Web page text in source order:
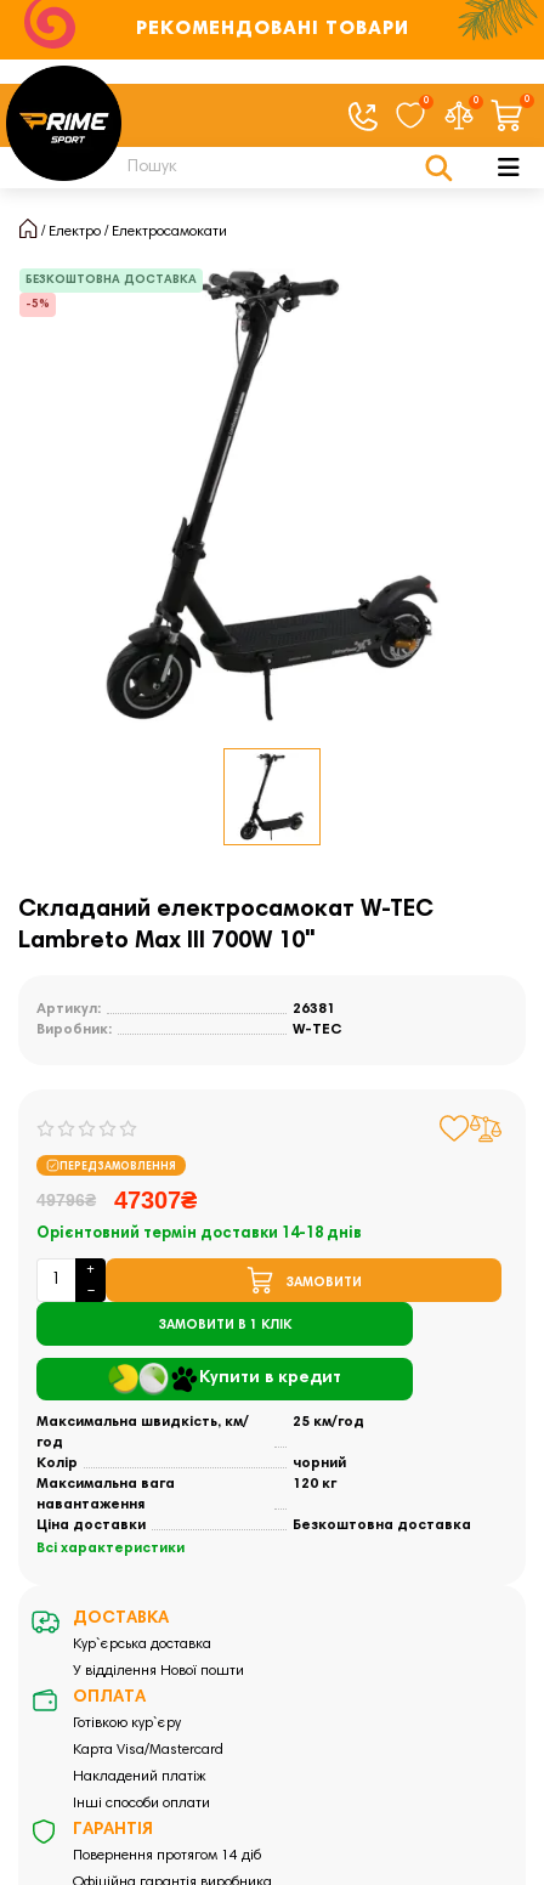
РЕКОМЕНДОВАНІ ТОВАРИ
0 0 0
Електро Електросамокати
БЕЗКОШТОВНА ДОСТАВКА
-5%
Складаний електросамокат W-TEC
Lambreto Max III 700W 10"
Артикул:
26381
Виробник:
W-TEC
ПЕРЕДЗАМОВЛЕННЯ
49796₴ 47307₴
Орієнтовний термін доставки 14-18 днів
ЗАМОВИТИ
ЗАМОВИТИ В 1 КЛІК
Купити в кредит
Максимальна швидкість, км/
год
25 км/год
Колір
чорний
Максимальна вага
навантаження
120 кг
Ціна доставки
Безкоштовна доставка
Всі характеристики
ДОСТАВКА
Кур`єрська доставка
У відділення Нової пошти
ОПЛАТА
Готівкою кур`єру
Карта Visa/Mastercard
Накладений платіж
Інші способи оплати
ГАРАНТІЯ
Повернення протягом 14 діб